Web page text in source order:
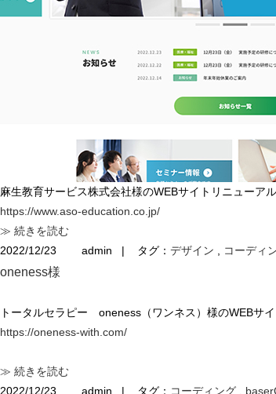
麻生教育サービス株式会社様のWEBサイトリニューア
https://www.aso-education.co.jp/
≫ 続きを読む
2022/12/23
admin | タグ： デザイン コーディ
oneness様
トータルセラピー oneness（ワンネス）様のWEBサ
https://oneness-with.com/
≫ 続きを読む
2022/12/23
admin | タグ： コーディング